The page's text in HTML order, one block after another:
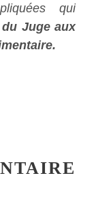
qui
Juge aux